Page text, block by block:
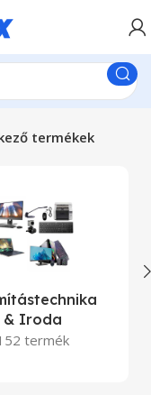
termékek
& Iroda
termék